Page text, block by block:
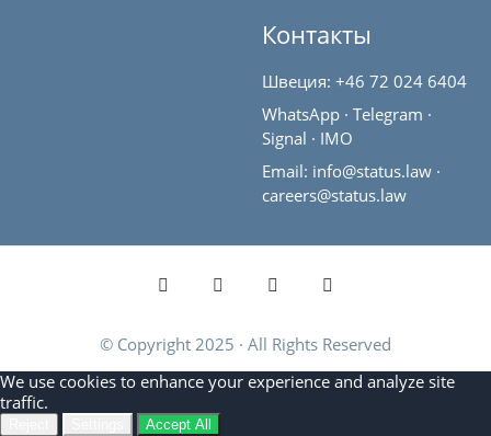
Контакты
Швеция: +46 72 024 6404
WhatsApp · Telegram ·
Signal · IMO
Email: info@status.law ·
careers@status.law
© Copyright 2025 · All Rights Reserved
Cookie
Consent
We use cookies to enhance your experience and analyze site
traffic.
Accept All